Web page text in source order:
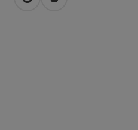
Openen in Google Maps
Openen in Apple